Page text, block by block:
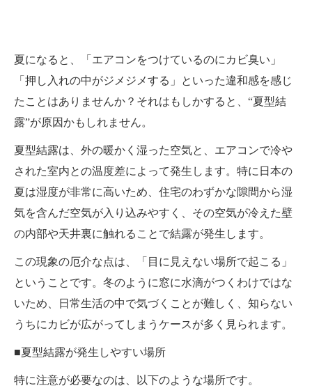
夏になると、「エアコンをつけているのにカビ臭い」
「押し入れの中がジメジメする」といった違和感を感じ
たことはありませんか？それはもしかすると、“夏型結
露”が原因かもしれません。
夏型結露は、外の暖かく湿った空気と、エアコンで冷や
された室内との温度差によって発生します。特に日本の
夏は湿度が非常に高いため、住宅のわずかな隙間から湿
気を含んだ空気が入り込みやすく、その空気が冷えた壁
の内部や天井裏に触れることで結露が発生します。
この現象の厄介な点は、「目に見えない場所で起こる」
ということです。冬のように窓に水滴がつくわけではな
いため、日常生活の中で気づくことが難しく、知らない
うちにカビが広がってしまうケースが多く見られます。
■夏型結露が発生しやすい場所
特に注意が必要なのは、以下のような場所です。